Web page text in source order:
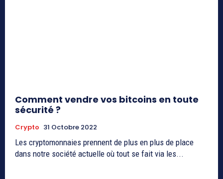
Comment vendre vos bitcoins en toute
sécurité ?
Crypto 31 Octobre 2022
Les cryptomonnaies prennent de plus en plus de place
dans notre société actuelle où tout se fait via les...